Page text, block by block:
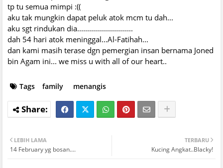
tp tu semua mimpi :((
aku tak mungkin dapat peluk atok mcm tu dah...
aku sgt rindukan dia............................
dah 54 hari atok meninggal...Al-Fatihah...
dan kami masih terase dgn pemergian insan bernama Joned
bin Agam ini... we miss u with all of our heart..
Tags family menangis
TERBARU
Kucing Angkat..Blacky!
LEBIH LAMA
14 February yg bosan....